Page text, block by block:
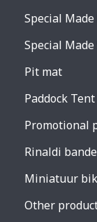
Special
Special
Pit mat
Paddock Tent
Promotional
Rinaldi
Miniatuur
Other